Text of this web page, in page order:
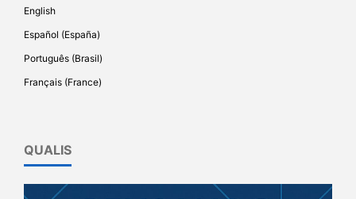
English
Español (España)
Português (Brasil)
Français (France)
QUALIS